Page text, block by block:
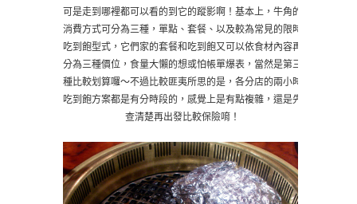
可是走到哪裡都可以看的到它的蹤影啊！基本上，牛角的
消費方式可分為三種，單點、套餐、以及較為常見的限時
吃到飽型式，它們家的套餐和吃到飽又可以依食材內容再
分為三種價位，食量大懶的想或怕帳單爆表，當然是第三
種比較划算囉～不過比較匪夷所思的是，各分店的兩小時
吃到飽方案都是有分時段的，感覺上是有點複雜，還是先
查清楚再出發比較保險唷！